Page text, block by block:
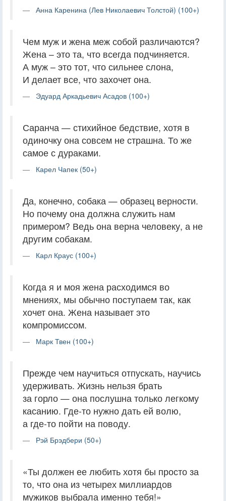
Анна Каренина (Лев Николаевич Толстой) (100+)
Чем муж и жена меж собой различаются?
Жена – это та, что всегда подчиняется.
А муж – это тот, что сильнее слона,
И делает все, что захочет она.
Эдуард Аркадьевич Асадов (100+)
Саранча — стихийное бедствие, хотя в
одиночку она совсем не страшна. То же
самое с дураками.
Карел Чапек (50+)
Да, конечно, собака — образец верности.
Но почему она должна служить нам
примером? Ведь она верна человеку, а не
другим собакам.
Карл Краус (100+)
Когда я и моя жена расходимся во
мнениях, мы обычно поступаем так, как
хочет она. Жена называет это
компромиссом.
Марк Твен (100+)
Прежде чем научиться отпускать, научись
удерживать. Жизнь нельзя брать
за горло — она послушна только легкому
касанию. Где-то нужно дать ей волю,
а где-то пойти на поводу.
Рэй Брэдбери (50+)
«Ты должен ее любить хотя бы просто за
то, что она из четырех миллиардов
мужиков выбрала именно тебя!»